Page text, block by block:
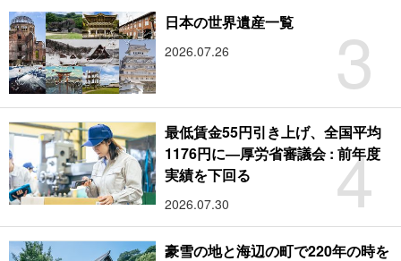
3
日本の世界遺産一覧
2026.07.26
4
最低賃金55円引き上げ、全国平均
1176円に―厚労省審議会 : 前年度
実績を下回る
2026.07.30
豪雪の地と海辺の町で220年の時を